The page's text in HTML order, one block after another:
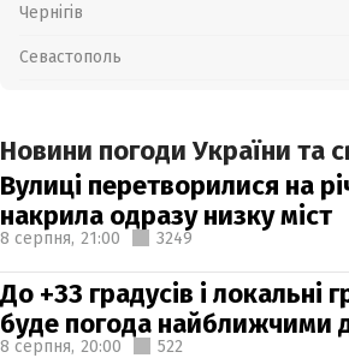
Чернігів
Севастополь
Новини погоди України та
Вулиці перетворилися на
накрила одразу низку міст
8 серпня, 21:00 3249
До +33 градусів і локальні
буде погода найближчими
8 серпня, 20:00 522